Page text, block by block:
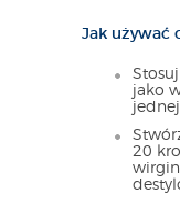
Jak używać
jako
20